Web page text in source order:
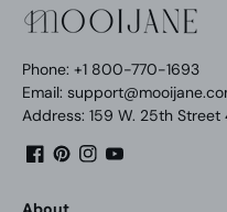
Phone: +1 800-770-1693
Email:
Address: 159 W. 25th Street